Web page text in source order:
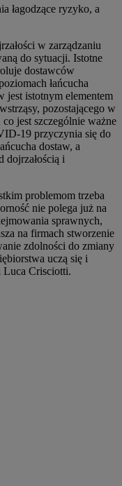
łagodzące ryzyko, a
w zarządzaniu
do sytuacji. Istotne
dostawców
łańcucha
jest istotnym elementem
pozostającego w
jest szczególnie ważne
19 przyczynia się do
dostaw, a
dojrzałością i
problemom trzeba
nie polega już na
sprawnych,
na firmach stworzenie
zdolności do zmiany
uczą się i
Luca Crisciotti.